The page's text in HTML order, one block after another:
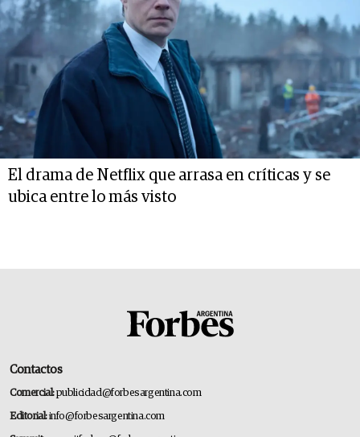
El drama de Netflix que arrasa en críticas y se
ubica entre lo más visto
Contactos
Comercial:publicidad@forbesargentina.com
Editorial:info@forbesargentina.com